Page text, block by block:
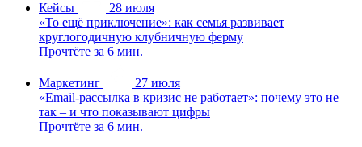
Кейсы
28 июля
«То ещё приключение»: как семья развивает
круглогодичную клубничную ферму
Прочтёте за 6 мин.
Маркетинг
27 июля
«Email-рассылка в кризис не работает»: почему это не
так – и что показывают цифры
Прочтёте за 6 мин.